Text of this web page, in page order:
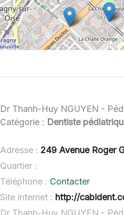
Dr Thanh-Huy NGUYEN -
Catégorie : Dentiste
Adresse : 249 Avenue Roger
Quartier :
Téléphone : Contacter
Site internet : http://
Dr Thanh-Huy NGUYEN -